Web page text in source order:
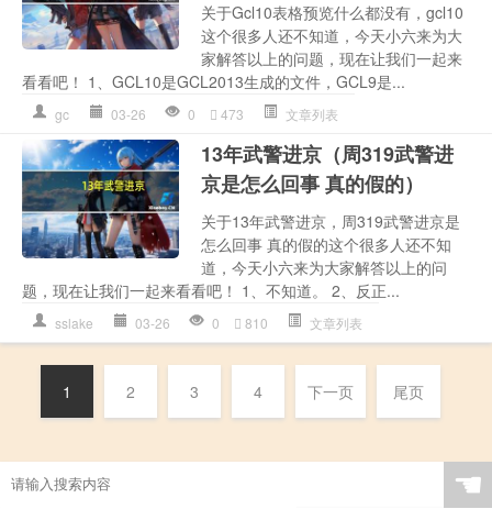
关于Gcl10表格预览什么都没有，gcl10
这个很多人还不知道，今天小六来为大
家解答以上的问题，现在让我们一起来
看看吧！ 1、GCL10是GCL2013生成的文件，GCL9是...
gc 03-26 0 473 文章列表
13年武警进京（周319武警进
京是怎么回事 真的假的）
关于13年武警进京，周319武警进京是
怎么回事 真的假的这个很多人还不知
道，今天小六来为大家解答以上的问
题，现在让我们一起来看看吧！ 1、不知道。 2、反正...
sslake 03-26 0 810 文章列表
1 2 3 4 下一页 尾页
☚